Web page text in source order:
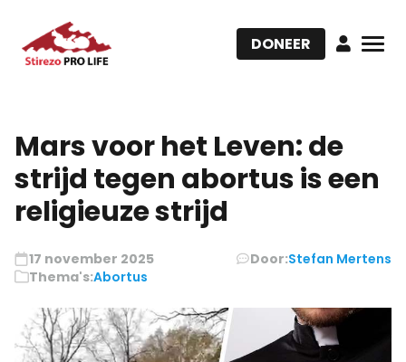
DONEER
Mars voor het Leven: de
strijd tegen abortus is een
religieuze strijd
17 november 2025 Door:Stefan Mertens
Thema's:Abortus